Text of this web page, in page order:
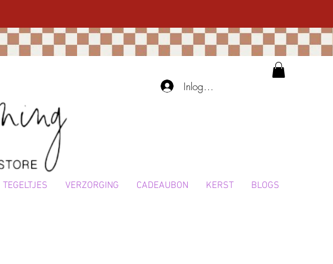
Inloggen
TEGELTJES VERZORGING CADEAUBON KERST BLOGS